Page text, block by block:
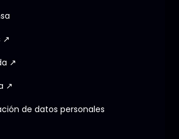
↗
↗
↗
de datos personales